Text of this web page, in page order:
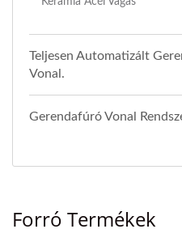
Teljesen Automatizált
Vonal.
Gerendafúró Vonal
Forró Termékek